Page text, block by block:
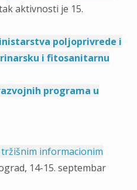
aktivnosti je 15.
poljoprivrede i
i fitosanitarnu
programa u
informacionim
14-15. septembar